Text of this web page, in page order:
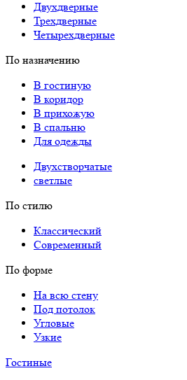
Двухдверные
Трехдверные
Четырехдверные
По назначению
В гостиную
В коридор
В прихожую
В спальню
Для одежды
Двухстворчатые
светлые
По стилю
Классический
Современный
По форме
На всю стену
Под потолок
Угловые
Узкие
Гостиные